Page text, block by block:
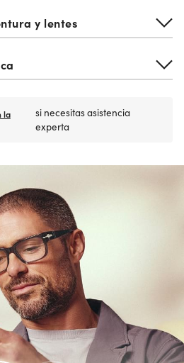
y lentes
la
si necesitas asistencia
experta